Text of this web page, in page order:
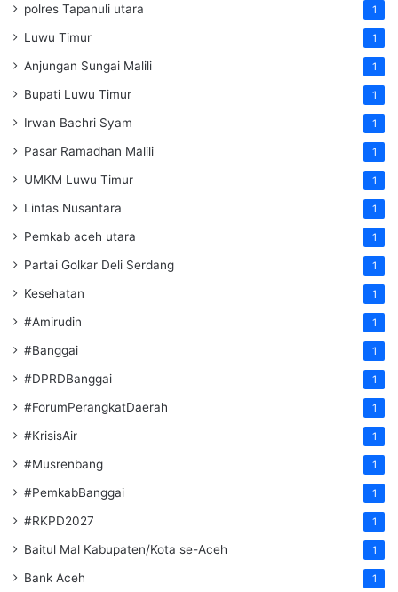
polres Tapanuli utara 1
Luwu Timur 1
Anjungan Sungai Malili 1
Bupati Luwu Timur 1
Irwan Bachri Syam 1
Pasar Ramadhan Malili 1
UMKM Luwu Timur 1
Lintas Nusantara 1
Pemkab aceh utara 1
Partai Golkar Deli Serdang 1
Kesehatan 1
#Amirudin 1
#Banggai 1
#DPRDBanggai 1
#ForumPerangkatDaerah 1
#KrisisAir 1
#Musrenbang 1
#PemkabBanggai 1
#RKPD2027 1
Baitul Mal Kabupaten/Kota se-Aceh 1
Bank Aceh 1